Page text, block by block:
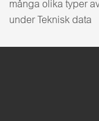
många olika typer
under Teknisk data